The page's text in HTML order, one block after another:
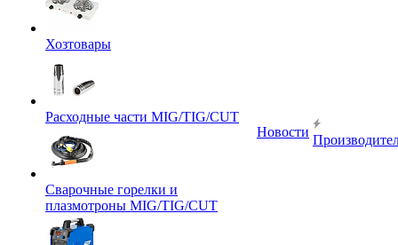
Хозтовары
Расходные части MIG/TIG/CUT
Сварочные горелки и
плазмотроны MIG/TIG/CUT
Новости